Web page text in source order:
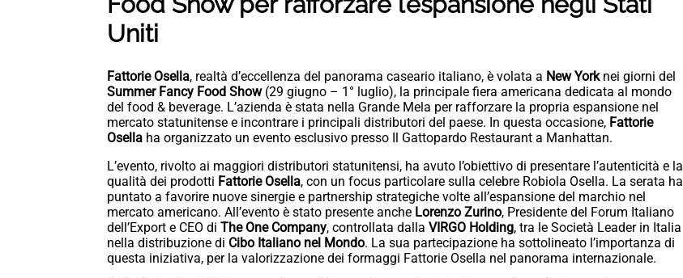
Uniti
Fattorie Osella, realtà d’eccellenza del panorama caseario italiano, è volata a New Yorknei giorni del
Summer Fancy Food Show(29 giugno – 1° luglio), la principale fiera americana dedicata al mondo
del food & beverage. L’azienda è stata nella Grande Mela per rafforzare la propria espansione nel
mercato statunitense e incontrare i principali distributori del paese. In questa occasione, Fattorie
Osella ha organizzato un evento esclusivo presso Il Gattopardo Restaurant a Manhattan.
L’evento, rivolto ai maggiori distributori statunitensi, ha avuto l’obiettivo di presentare l’autenticità e la
qualità dei prodotti Fattorie Osella, con un focus particolare sulla celebre Robiola Osella. La serata ha
puntato a favorire nuove sinergie e partnership strategiche volte all’espansione del marchio nel
mercato americano. All’evento è stato presente anche Lorenzo Zurino, Presidente del Forum Italiano
dell’Export e CEO di The One Company, controllata dalla VIRGO Holding, tra le Società Leader in Italia
nella distribuzione di Cibo Italiano nel Mondo. La sua partecipazione ha sottolineato l’importanza di
questa iniziativa, per la valorizzazione dei formaggi Fattorie Osella nel panorama internazionale.